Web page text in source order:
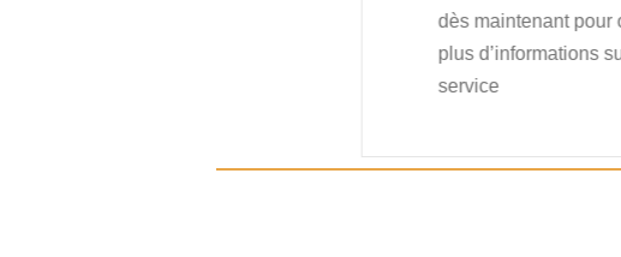
dès maintenant pour
plus d’informations
service